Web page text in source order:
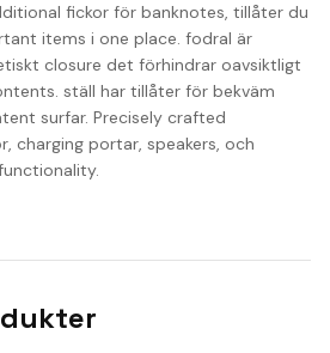
fickor för banknotes, tillåter du
items i one place. fodral är
closure det förhindrar oavsiktligt
ställ har tillåter för bekväm
surfar. Precisely crafted
charging portar, speakers, och